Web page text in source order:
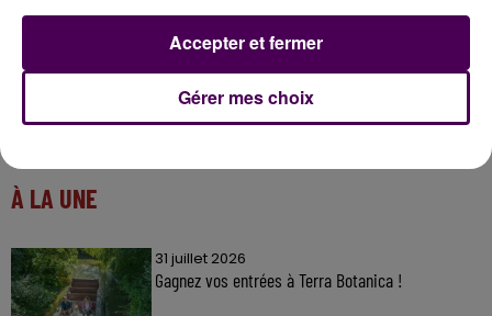
À LA UNE
31 juillet 2026
Gagnez vos entrées à Terra Botanica !
Gérer mes choix
Accepter et fermer